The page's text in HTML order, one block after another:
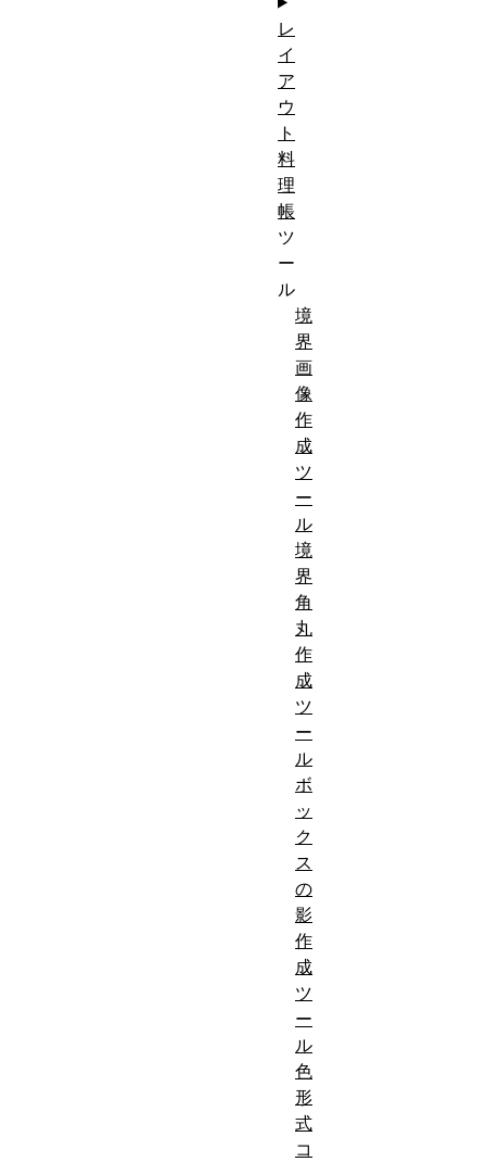
レ
イ
ア
ウ
ト
料
理
帳
ツ
ー
ル
境
界
画
像
作
成
ツ
ー
ル
境
界
角
丸
作
成
ツ
ー
ル
ボ
ッ
ク
ス
の
影
作
成
ツ
ー
ル
色
形
式
コ